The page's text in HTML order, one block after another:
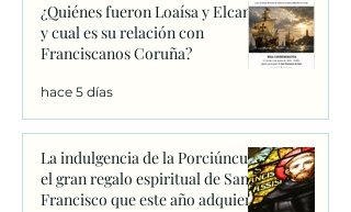
¿Quiénes fueron Loaísa y Elcano
y cual es su relación con
Franciscanos Coruña?
hace 5 días
La indulgencia de la Porciúncula:
el gran regalo espiritual de San
Francisco que este año adquiere